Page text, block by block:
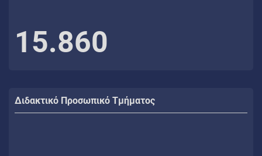
15.860
Διδακτικό Προσωπικό Τμήματος